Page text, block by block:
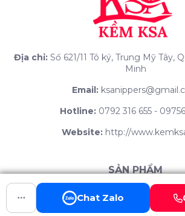
Địa chỉ:Số 621/11 Tô ký, Trung Mỹ Tây,
Minh
Email:
Hotline: 0792 316 655 -
Website: http://
SẢN PHẨM
KỀM THÉP KSA
KỀM INOX KSA
Chat Zalo